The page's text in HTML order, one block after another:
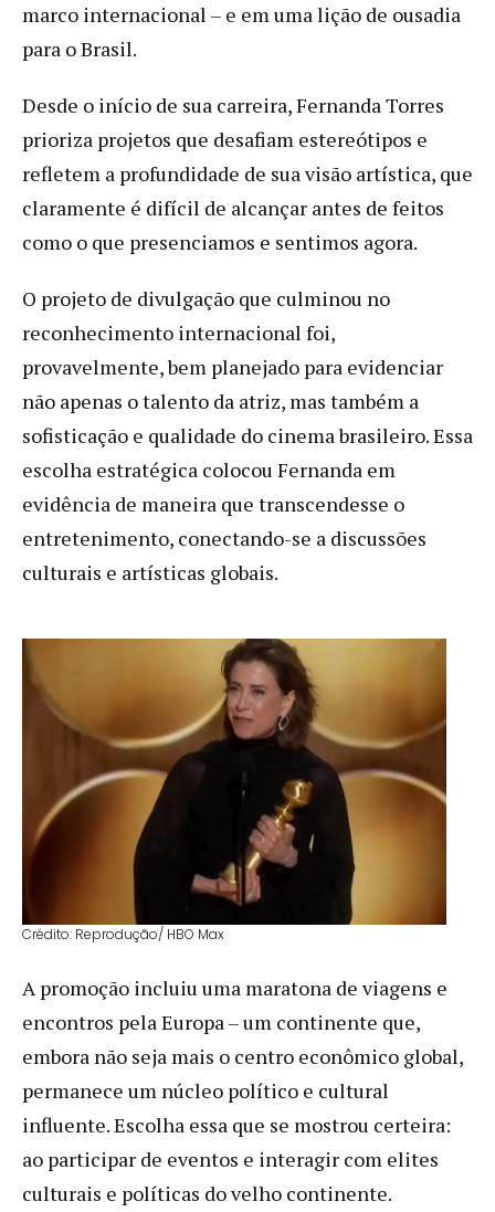
marco internacional – e em uma lição de ousadia
para o Brasil.
Desde o início de sua carreira, Fernanda Torres
prioriza projetos que desafiam estereótipos e
refletem a profundidade de sua visão artística, que
claramente é difícil de alcançar antes de feitos
como o que presenciamos e sentimos agora.
O projeto de divulgação que culminou no
reconhecimento internacional foi,
provavelmente, bem planejado para evidenciar
não apenas o talento da atriz, mas também a
sofisticação e qualidade do cinema brasileiro. Essa
escolha estratégica colocou Fernanda em
evidência de maneira que transcendesse o
entretenimento, conectando-se a discussões
culturais e artísticas globais.
Crédito: Reprodução/ HBO Max
A promoção incluiu uma maratona de viagens e
encontros pela Europa – um continente que,
embora não seja mais o centro econômico global,
permanece um núcleo político e cultural
influente. Escolha essa que se mostrou certeira:
ao participar de eventos e interagir com elites
culturais e políticas do velho continente.